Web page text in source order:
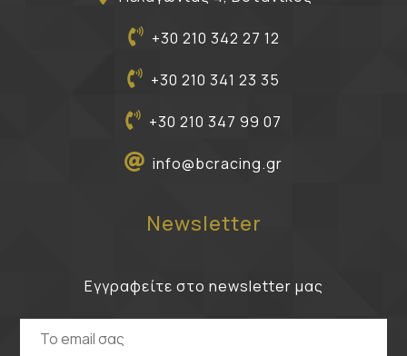
+30 210 342 27 12
+30 210 341 23 35
+30 210 347 99 07
info@bcracing.gr
Newsletter
Εγγραφείτε στο newsletter μας